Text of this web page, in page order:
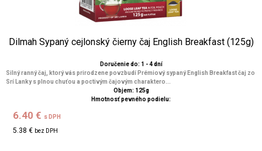
Dilmah Sypaný cejlonský čierny čaj English Breakfast (125g)
Doručenie do: 1 - 4 dní
Silný ranný čaj, ktorý vás prirodzene povzbudí Prémiový sypaný English Breakfast čaj zo
Srí Lanky s plnou chuťou a poctivým čajovým charaktero...
Objem: 125g
Hmotnosť pevného podielu:
6.40 € s DPH
5.38 € bez DPH